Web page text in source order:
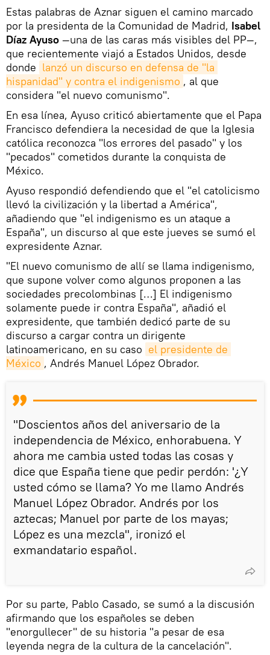
Estas palabras de Aznar siguen el camino marcado
por la presidenta de la Comunidad de Madrid, Isabel
Díaz Ayuso —una de las caras más visibles del PP—,
que recientemente viajó a Estados Unidos, desde
donde lanzó un discurso en defensa de "la
hispanidad" y contra el indigenismo , al que
considera "el nuevo comunismo".
En esa línea, Ayuso criticó abiertamente que el Papa
Francisco defendiera la necesidad de que la Iglesia
católica reconozca "los errores del pasado" y los
"pecados" cometidos durante la conquista de
México.
Ayuso respondió defendiendo que el "el catolicismo
llevó la civilización y la libertad a América",
añadiendo que "el indigenismo es un ataque a
España", un discurso al que este jueves se sumó el
expresidente Aznar.
"El nuevo comunismo de allí se llama indigenismo,
que supone volver como algunos proponen a las
sociedades precolombinas […] El indigenismo
solamente puede ir contra España", añadió el
expresidente, que también dedicó parte de su
discurso a cargar contra un dirigente
latinoamericano, en su caso el presidente de
México , Andrés Manuel López Obrador.
"Doscientos años del aniversario de la
independencia de México, enhorabuena. Y
ahora me cambia usted todas las cosas y
dice que España tiene que pedir perdón: '¿Y
usted cómo se llama? Yo me llamo Andrés
Manuel López Obrador. Andrés por los
aztecas; Manuel por parte de los mayas;
López es una mezcla", ironizó el
exmandatario español.
Por su parte, Pablo Casado, se sumó a la discusión
afirmando que los españoles se deben
"enorgullecer" de su historia "a pesar de esa
leyenda negra de la cultura de la cancelación".